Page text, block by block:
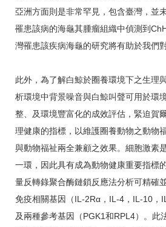
亞洲方面則是非常罕見，包含臺灣，並
罹患該病的海龜其腫瘤組織中偵測到
灣罹患該疾病海龜的研究將有助於我們
此外，為了解白鯨於圈養環境下之生理
析環境中背景噪音與白鯨叫聲可用於環
整、及環境豐富化的成效評估，緊迫賀
理健康的指標，以維護圈養動物之動物
與動物福祉兩全兼顧之效果。細胞激素
一環，因此具有成為動物健康重要指標
量反轉錄聚合酶鏈鎖反應法分析可精確
免疫相關基因（IL-2Rα，IL-4，IL-10，
及兩種參考基因（PGK1和RPL4）。此